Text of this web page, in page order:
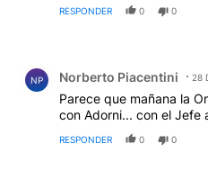
RESPONDER 0 0
NP Norberto Piacentini 28
Parece que mañana la
con Adorni... con el Jefe
RESPONDER 0 0